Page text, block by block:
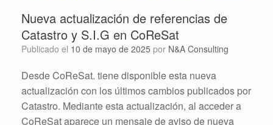
Nueva actualización de referencias de
Catastro y S.I.G en CoReSat
Publicado el 10 de mayo de 2025 por N&A Consulting
Desde CoReSat. tiene disponible esta nueva
actualización con los últimos cambios publicados por
Catastro. Mediante esta actualización, al acceder a
CoReSat aparece un mensaje de aviso de nueva